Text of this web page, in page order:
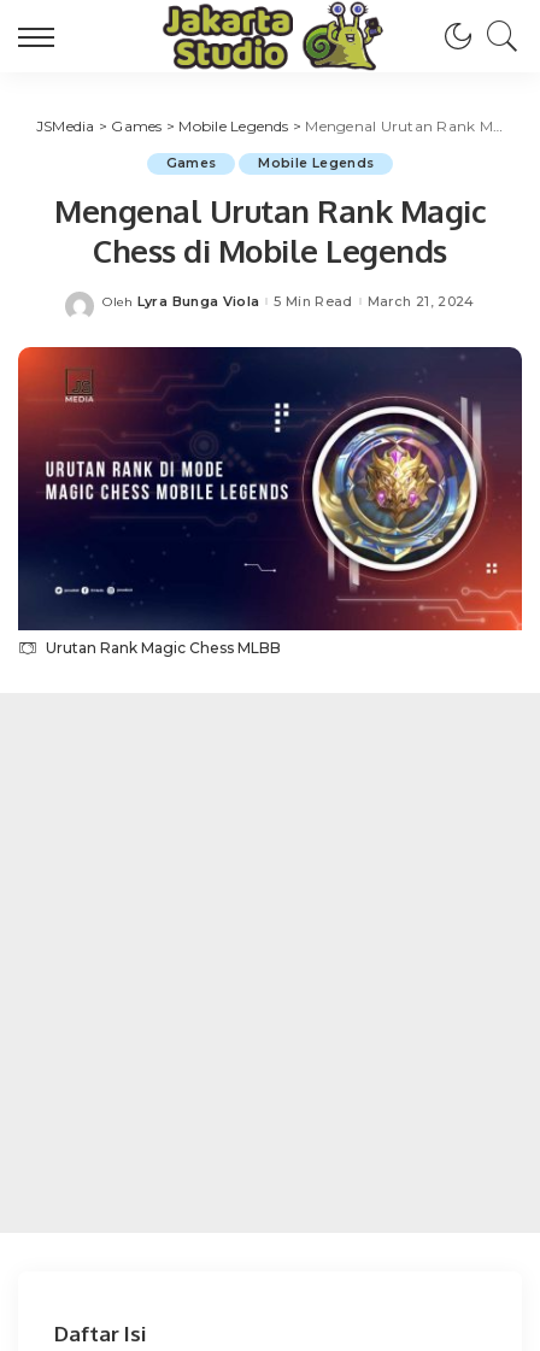
JSMedia > Games > Mobile Legends > Mengenal Urutan Rank Magic Chess di Mobile Legends
Games Mobile Legends
Mengenal Urutan Rank Magic
Chess di Mobile Legends
Posted
Oleh Lyra Bunga Viola 5 Min Read March 21, 2024
Urutan Rank Magic Chess MLBB
Daftar Isi